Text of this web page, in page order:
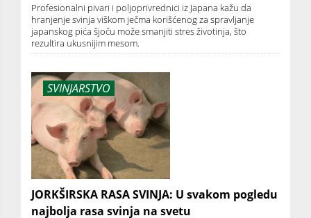
Profesionalni pivari i poljoprivrednici iz Japana kažu da
hranjenje svinja viškom ječma korišćenog za spravljanje
japanskog pića šjoču može smanjiti stres životinja, što
rezultira ukusnijim mesom.
SVINJARSTVO
JORKŠIRSKA RASA SVINJA: U svakom pogledu
najbolja rasa svinja na svetu